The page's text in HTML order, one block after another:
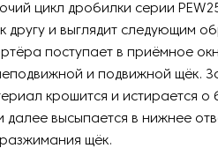
цикл дробилки серии
другу и выглядит следующим
поступает в приёмное
и подвижной щёк.
крошится и истирается о
далее высыпается в нижнее
щёк.